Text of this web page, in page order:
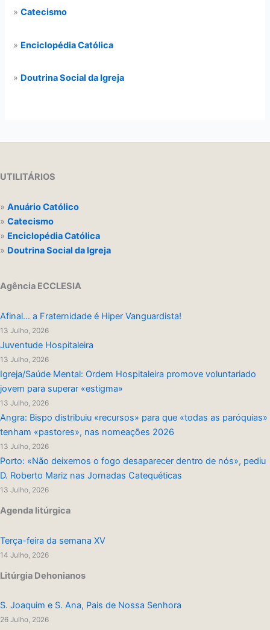
»Catecismo
» Enciclopédia Católica
» Doutrina Social da Igreja
UTILITÁRIOS
» Anuário Católico
» Catecismo
» Enciclopédia Católica
» Doutrina Social da Igreja
Agência ECCLESIA
Afinal… a Fraternidade é Hiper Vanguardista!
13 Julho, 2026
Juventude Hospitaleira
13 Julho, 2026
Igreja/Saúde Mental: Ordem Hospitaleira promove voluntariado
jovem para superar «estigma»
13 Julho, 2026
Angra: Bispo distribuiu «recursos» para que «todas as paróquias»
tenham «pastores», nas nomeações 2026
13 Julho, 2026
Porto: «Não deixemos o fogo desaparecer dentro de nós», pediu
D. Roberto Mariz nas Jornadas Catequéticas
13 Julho, 2026
Agenda litúrgica
Terça-feira da semana XV
14 Julho, 2026
Litúrgia Dehonianos
S. Joaquim e S. Ana, Pais de Nossa Senhora
26 Julho, 2026